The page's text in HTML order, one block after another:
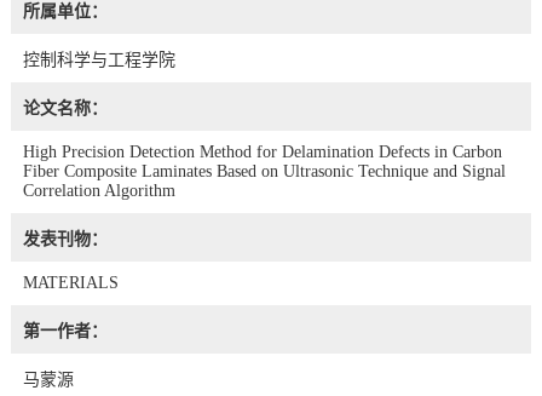
所属单位：
控制科学与工程学院
论文名称：
High Precision Detection Method for Delamination Defects in Carbon
Fiber Composite Laminates Based on Ultrasonic Technique and Signal
Correlation Algorithm
发表刊物：
MATERIALS
第一作者：
马蒙源